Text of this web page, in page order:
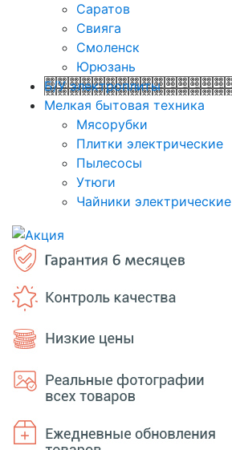
Саратов
Свияга
Смоленск
Юрюзань
Б/У электроплиты
Мелкая бытовая техника
Мясорубки
Плитки электрические
Пылесосы
Утюги
Чайники электрические